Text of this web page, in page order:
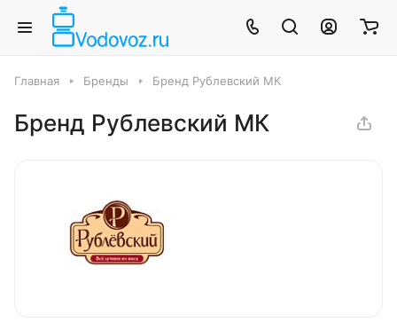
Главная Бренды Бренд Рублевский МК
Бренд Рублевский МК